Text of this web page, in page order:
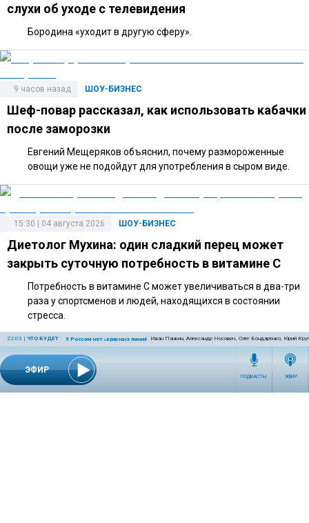
ЭФИР
22:03 | ЧТО БУДЕТ У России нет «красных линий» Иван Панкин, Александр Носович, Олег Бондаренко, Юрий
ПОДКАСТЫ ЭФИР
слухи об уходе с телевидения
Бородина «уходит в другую сферу».
ШОУ-БИЗНЕС
9 часов назад
Шеф-повар рассказал, как использовать кабачки
после заморозки
Евгений Мещеряков объяснил, почему размороженные
овощи уже не подойдут для употребления в сыром виде.
ШОУ-БИЗНЕС
15:30 | 04 августа 2026
Диетолог Мухина: один сладкий перец может
закрыть суточную потребность в витамине C
Потребность в витамине C может увеличиваться в два-три
раза у спортсменов и людей, находящихся в состоянии
стресса.
14:40 | 27 июля 2026
Адвокат объяснил, какие риски связаны с